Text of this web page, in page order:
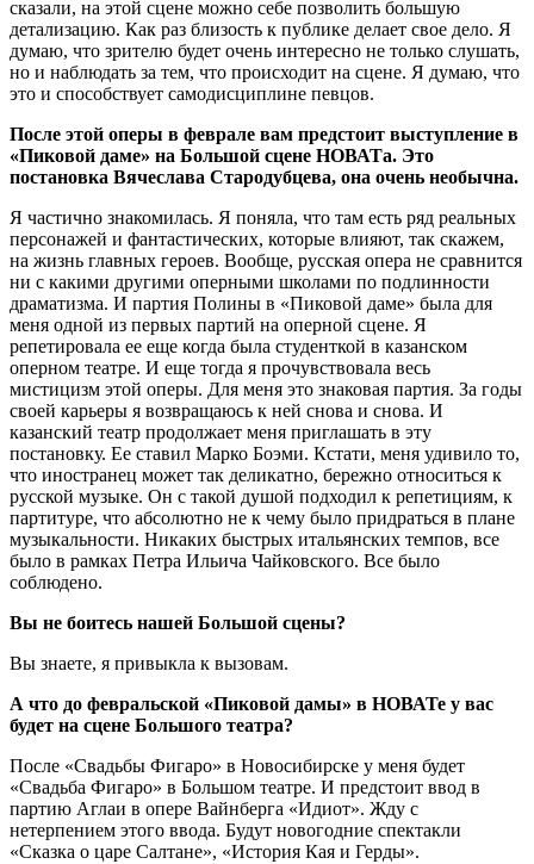
сказали, на этой сцене можно себе позволить большую
детализацию. Как раз близость к публике делает свое дело. Я
думаю, что зрителю будет очень интересно не только слушать,
но и наблюдать за тем, что происходит на сцене. Я думаю, что
это и способствует самодисциплине певцов.
После этой оперы в феврале вам предстоит выступление в
«Пиковой даме» на Большой сцене НОВАТа. Это
постановка Вячеслава Стародубцева, она очень необычна.
Я частично знакомилась. Я поняла, что там есть ряд реальных
персонажей и фантастических, которые влияют, так скажем,
на жизнь главных героев. Вообще, русская опера не сравнится
ни с какими другими оперными школами по подлинности
драматизма. И партия Полины в «Пиковой даме» была для
меня одной из первых партий на оперной сцене. Я
репетировала ее еще когда была студенткой в казанском
оперном театре. И еще тогда я прочувствовала весь
мистицизм этой оперы. Для меня это знаковая партия. За годы
своей карьеры я возвращаюсь к ней снова и снова. И
казанский театр продолжает меня приглашать в эту
постановку. Ее ставил Марко Боэми. Кстати, меня удивило то,
что иностранец может так деликатно, бережно относиться к
русской музыке. Он с такой душой подходил к репетициям, к
партитуре, что абсолютно не к чему было придраться в плане
музыкальности. Никаких быстрых итальянских темпов, все
было в рамках Петра Ильича Чайковского. Все было
соблюдено.
Вы не боитесь нашей Большой сцены?
Вы знаете, я привыкла к вызовам.
А что до февральской «Пиковой дамы» в НОВАТе у вас
будет на сцене Большого театра?
После «Свадьбы Фигаро» в Новосибирске у меня будет
«Свадьба Фигаро» в Большом театре. И предстоит ввод в
партию Аглаи в опере Вайнберга «Идиот». Жду с
нетерпением этого ввода. Будут новогодние спектакли
«Сказка о царе Салтане», «История Кая и Герды».